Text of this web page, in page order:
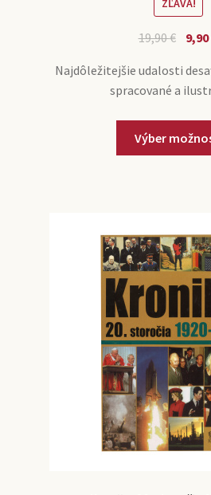
ZĽAVA!
19,90€ 9,90
Najdôležitejšie udalosti
spracované a
Výber